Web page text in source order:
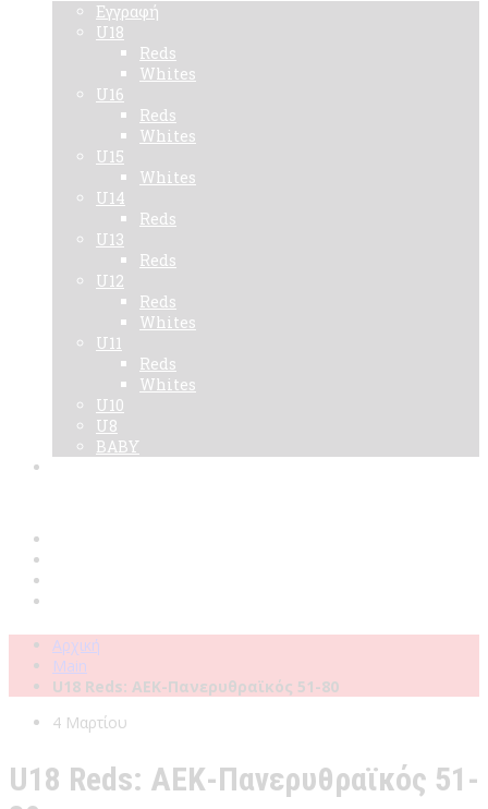
Εγγραφή
U18
Reds
Whites
U16
Reds
Whites
U15
Whites
U14
Reds
U13
Reds
U12
Reds
Whites
U11
Reds
Whites
U10
U8
BABY
Αρχική
Main
U18 Reds: ΑΕΚ-Πανερυθραϊκός 51-80
4 Μαρτίου
U18 Reds: ΑΕΚ-Πανερυθραϊκός 51-